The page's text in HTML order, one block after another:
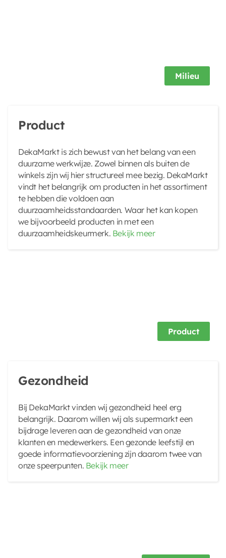
Milieu
Product
DekaMarkt is zich bewust van het belang van een
duurzame werkwijze. Zowel binnen als buiten de
winkels zijn wij hier structureel mee bezig. DekaMarkt
vindt het belangrijk om producten in het assortiment
te hebben die voldoen aan
duurzaamheidsstandaarden. Waar het kan kopen
we bijvoorbeeld producten in met een
duurzaamheidskeurmerk. Bekijk meer
Product
Gezondheid
Bij DekaMarkt vinden wij gezondheid heel erg
belangrijk. Daarom willen wij als supermarkt een
bijdrage leveren aan de gezondheid van onze
klanten en medewerkers. Een gezonde leefstijl en
goede informatievoorziening zijn daarom twee van
onze speerpunten. Bekijk meer